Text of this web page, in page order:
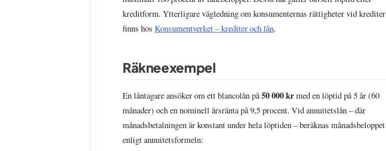
kreditform. Ytterligare vägledning om konsumenternas rättigheter vid krediter
finns hos Konsumentverket – krediter och lån.
Räkneexempel
En låntagare ansöker om ett blancolån på50 000 krmed en löptid på 5 år (60
månader) och en nominell årsränta på 9,5 procent. Vid annuitetslån – där
månadsbetalningen är konstant under hela löptiden – beräknas månadsbeloppet
enligt annuitetsformeln: